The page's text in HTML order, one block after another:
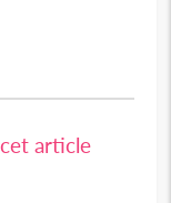
article